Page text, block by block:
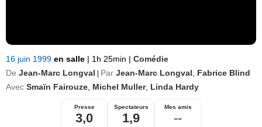
16 juin 1999 en salle | 1h 25min | Comédie
De Jean-Marc Longval Par Jean-Marc Longval
Fabrice Blind
Avec Smaïn Fairouze Michel Muller, Linda Hardy
Presse
3,0
Spectateurs
1,9
Mes amis
--